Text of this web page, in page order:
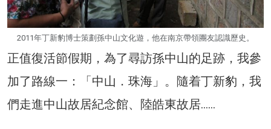
2011年丁新豹博士策劃孫中山文化遊，他在南京帶領團友認識歷史。
正值復活節假期，為了尋訪孫中山的足跡，我參
加了路線一：「中山．珠海」。隨着丁新豹，我
們走進中山故居紀念館、陸皓東故居……